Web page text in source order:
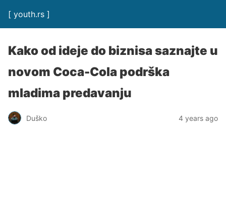
[ youth.rs ]
Kako od ideje do biznisa saznajte u
novom Coca-Cola podrška
mladima predavanju
Duško 4 years ago